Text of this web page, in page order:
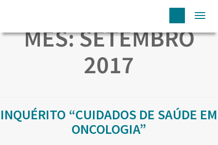
MÊS:SETEMBRO
2017
INQUÉRITO “CUIDADOS DE SAÚDE EM
ONCOLOGIA”